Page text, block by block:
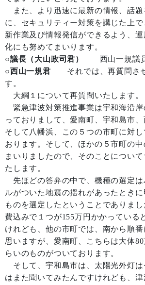
また、より迅速に最新の情報、話題
に、セキュリティー対策を講じた上
新作業及び情報発信ができるよう、
化にも努めてまいります。
○議長（大山政司君）
西山一規議員
○西山一規君
それでは、再質問さ
す。
大綱１について再質問いたします。
緊急津波対策推進事業は宇和海沿岸
っておりまして、愛南町、宇和島市、
そして八幡浜、この５つの市町に対
おります。そして、ほかの５市町の
まいりましたので、そのことについ
たします。
先ほどの答弁の中で、機種の選定は
ルがついた地震の揺れがあったときに
ものを選定したということでありま
費込みで１つが155万円かかっている
けれども、他の市町では、南から順番
思いますが、愛南町、こちらは大体
らいのものがついております。
そして、宇和島市は、太陽光外灯は
はまた聞いてみたんですけれども、